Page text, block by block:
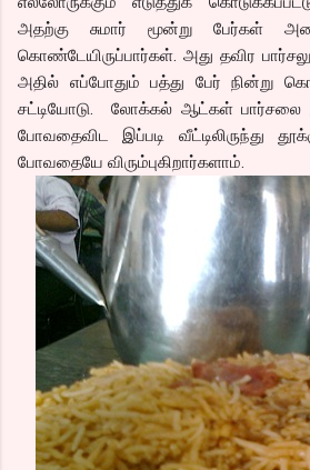
அதற்கு சுமார் மூன்று பேர்கள்
கொண்டேயிருப்பார்கள். அது தவிர
அதில் எப்போதும் பத்து பேர் நின்று
சட்டியோடு. லோக்கல் ஆட்கள் பார்சலை
போவதைவிட இப்படி வீட்டிலிருந்து
போவதையே விரும்புகிறார்களாம்.